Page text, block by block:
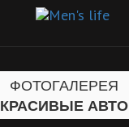
ФОТОГАЛЕРЕЯ
КРАСИВЫЕ АВТО